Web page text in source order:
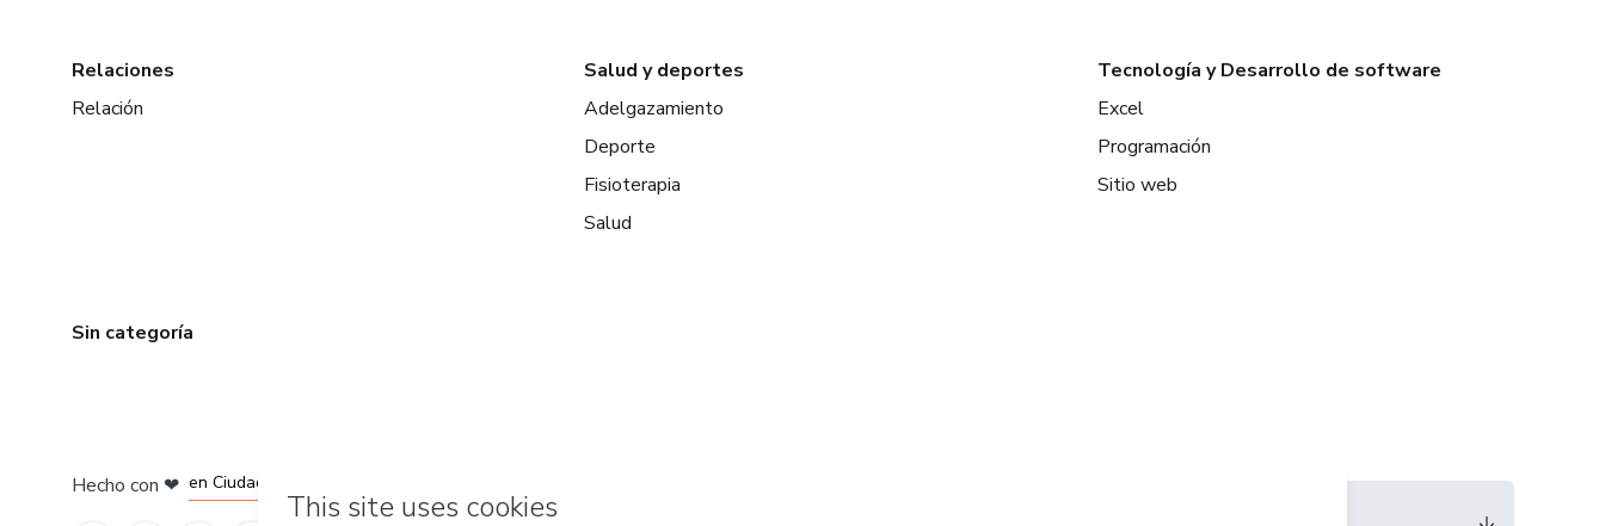
Relaciones
Relación
Salud y deportes
Adelgazamiento
Deporte
Fisioterapia
Salud
Tecnología y Desarrollo de software
Excel
Programación
Sitio web
Sin categoría
Hecho con ❤
en Belo Horizonte
en Ciudad de México